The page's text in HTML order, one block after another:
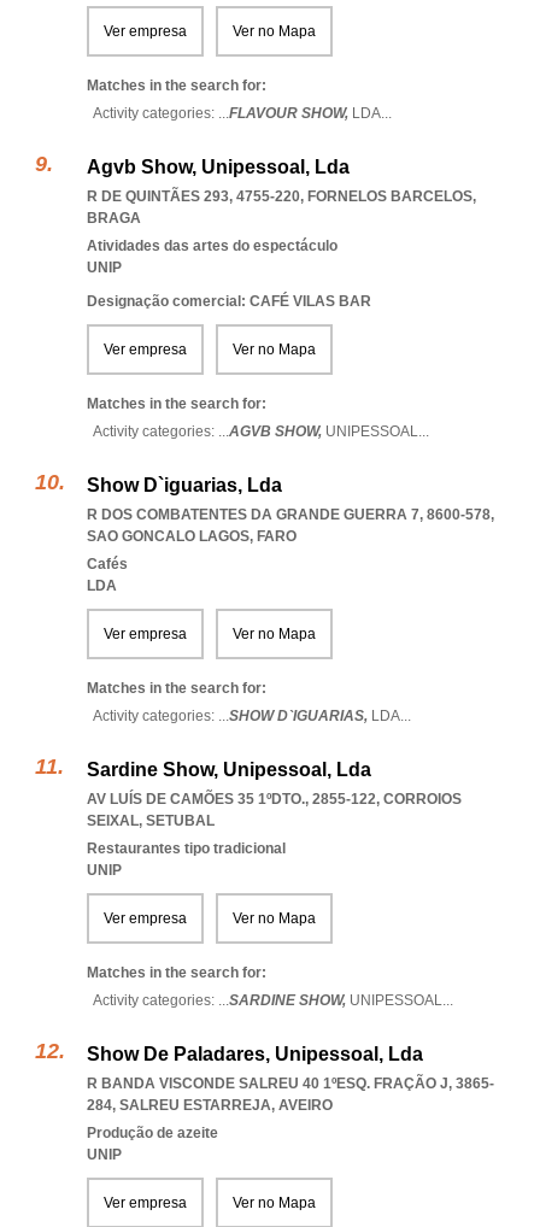
Ver empresa Ver no Mapa
Matches in the search for:
Activity categories: ...FLAVOUR SHOW, LDA...
Agvb Show, Unipessoal, Lda
R DE QUINTÃES 293, 4755-220, FORNELOS BARCELOS,
BRAGA
Atividades das artes do espectáculo
UNIP
Designação comercial: CAFÉ VILAS BAR
Ver empresa Ver no Mapa
Matches in the search for:
Activity categories: ...AGVB SHOW, UNIPESSOAL...
Show D`iguarias, Lda
R DOS COMBATENTES DA GRANDE GUERRA 7, 8600-578,
SAO GONCALO LAGOS, FARO
Cafés
LDA
Ver empresa Ver no Mapa
Matches in the search for:
Activity categories: ...SHOW D`IGUARIAS, LDA...
Sardine Show, Unipessoal, Lda
AV LUÍS DE CAMÕES 35 1ºDTO., 2855-122, CORROIOS
SEIXAL, SETUBAL
Restaurantes tipo tradicional
UNIP
Ver empresa Ver no Mapa
Matches in the search for:
Activity categories: ...SARDINE SHOW, UNIPESSOAL...
Show De Paladares, Unipessoal, Lda
R BANDA VISCONDE SALREU 40 1ºESQ. FRAÇÃO J, 3865-
284, SALREU ESTARREJA, AVEIRO
Produção de azeite
UNIP
Ver empresa Ver no Mapa